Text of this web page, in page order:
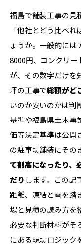
福島で舗装工事の見
「他社とどう比べ
ょうか。一般的には
8000円、コンクリー
が、その数字だけを
坪の工事で総額がど
いのか安いのかは判
基準や福島県土木事
価等決定基準は公開
の駐車場舗装にその
て割高になったり、
だり します。この記
距離、凍結と雪を踏
場と見積の読み方を
必要な判断材料がそ
にある現場ロジック